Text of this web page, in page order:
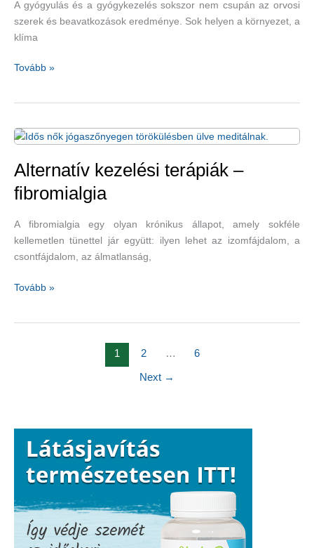
A gyógyulás és a gyógykezelés sokszor nem csupán az orvosi
szerek és beavatkozások eredménye. Sok helyen a környezet, a
klíma
9
ahol
meggyógyulhatunk
Tovább »
Alternatív kezelési terápiák –
fibromialgia
A fibromialgia egy olyan krónikus állapot, amely sokféle
kellemetlen tünettel jár együtt: ilyen lehet az izomfájdalom, a
csontfájdalom, az álmatlanság,
Alternatív
Tovább »
1 2 … 6
Next →